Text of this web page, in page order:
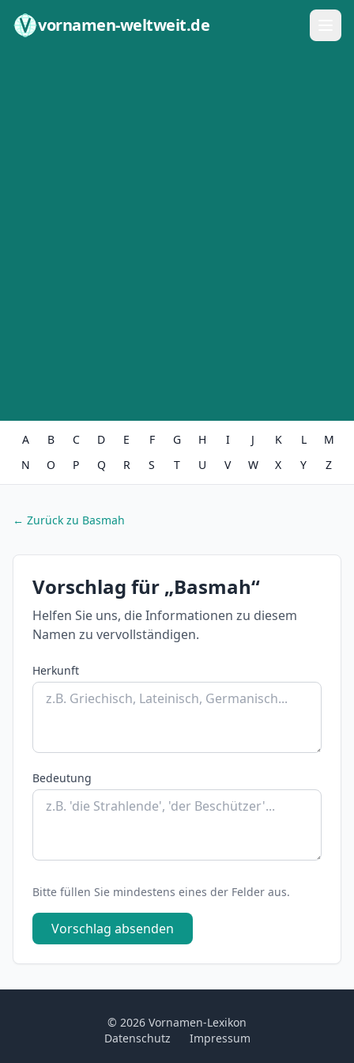
vornamen-weltweit.de
A B C D E F G H I J K L
M
N
O P Q R S T U V W X Y Z
← Zurück zu Basmah
Vorschlag für „Basmah“
Helfen Sie uns, die Informationen zu diesem
Namen zu vervollständigen.
Herkunft
Bedeutung
Bitte füllen Sie mindestens eines der Felder aus.
Vorschlag absenden
© 2026 Vornamen-Lexikon
Datenschutz
Impressum